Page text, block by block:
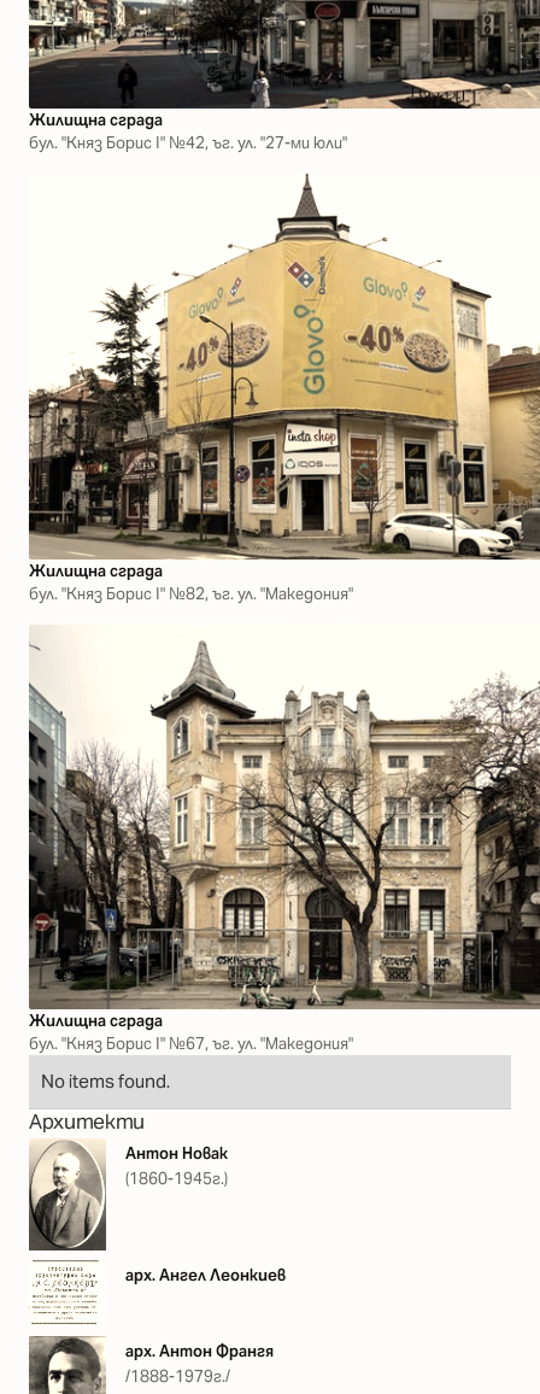
Жилищна сграда
бул. "Княз Борис І" №42, ъг. ул. "27-ми юли"
Жилищна сграда
бул. "Княз Борис І" №82, ъг. ул. "Македония"
Жилищна сграда
бул. "Княз Борис І" №67, ъг. ул. "Македония"
No items found.
Архитекти
Антон Новак
(1860-1945г.)
арх. Ангел Леонкиев
арх. Антон Франгя
/1888-1979г./